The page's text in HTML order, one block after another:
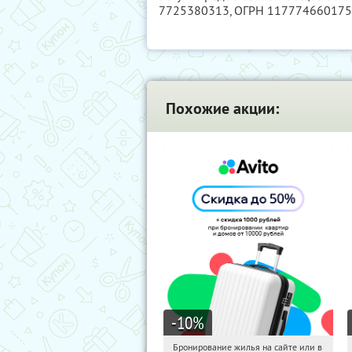
7725380313, ОГРН
Похожие акции:
-10%
Бронирование жилья на сайте или в